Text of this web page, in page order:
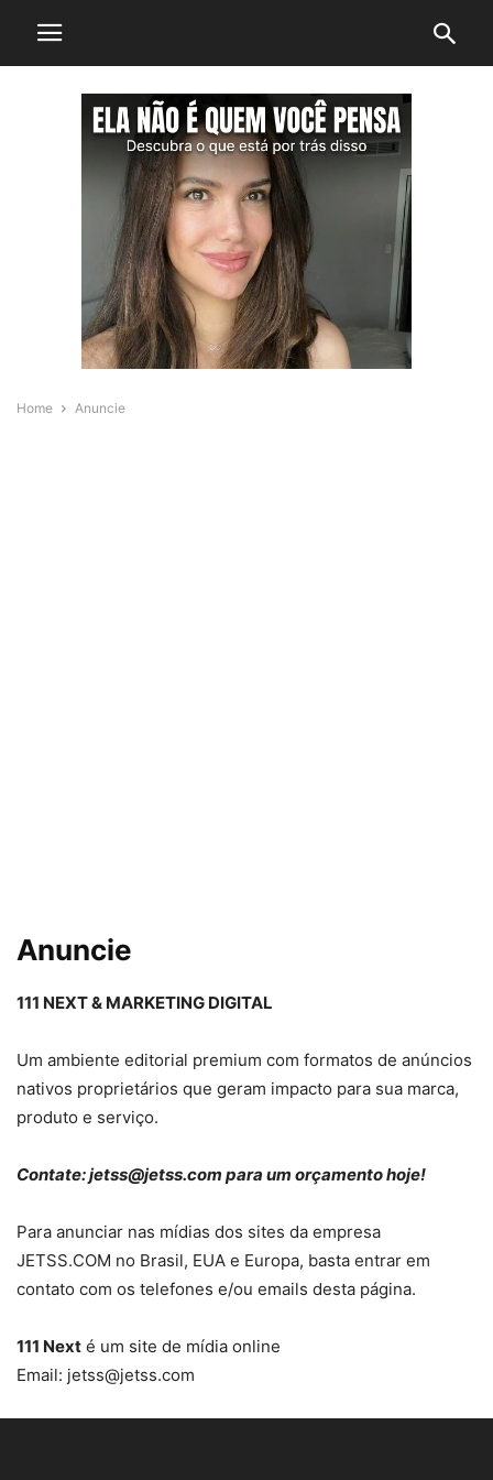
Home Anuncie
Anuncie
111 NEXT & MARKETING DIGITAL
Um ambiente editorial premium com formatos de anúncios
nativos proprietários que geram impacto para sua marca,
produto e serviço.
Contate:jetss@jetss.com para um orçamento hoje!
Para anunciar nas mídias dos sites da empresa
JETSS.COM no Brasil, EUA e Europa, basta entrar em
contato com os telefones e/ou emails desta página.
111 Next é um site de mídia online
Email: jetss@jetss.com